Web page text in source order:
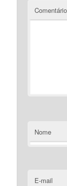
Comentário
Nome
E-mail